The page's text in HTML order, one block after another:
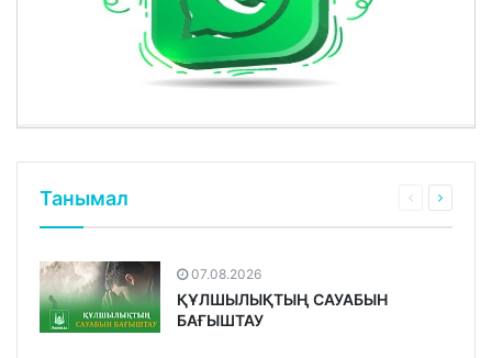
Танымал
07.08.2026
ҚҰЛШЫЛЫҚТЫҢ САУАБЫН
БАҒЫШТАУ